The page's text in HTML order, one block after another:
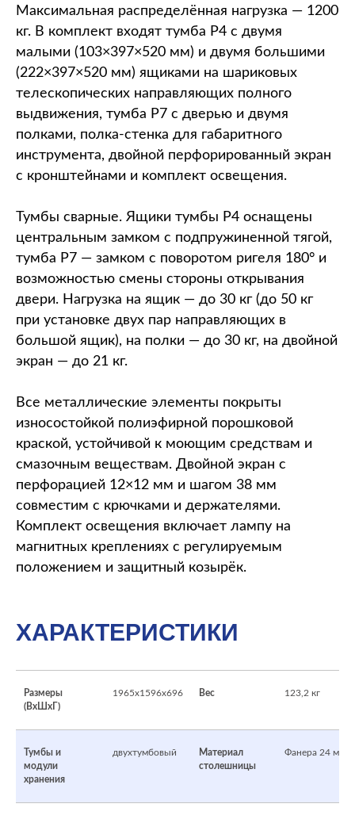
Максимальная распределённая нагрузка — 1200
кг. В комплект входят тумба P4 с двумя
малыми (103×397×520 мм) и двумя большими
(222×397×520 мм) ящиками на шариковых
телескопических направляющих полного
выдвижения, тумба P7 с дверью и двумя
полками, полка-стенка для габаритного
инструмента, двойной перфорированный экран
с кронштейнами и комплект освещения.
Тумбы сварные. Ящики тумбы P4 оснащены
центральным замком с подпружиненной тягой,
тумба P7 — замком с поворотом ригеля 180° и
возможностью смены стороны открывания
двери. Нагрузка на ящик — до 30 кг (до 50 кг
при установке двух пар направляющих в
большой ящик), на полки — до 30 кг, на двойной
экран — до 21 кг.
Все металлические элементы покрыты
износостойкой полиэфирной порошковой
краской, устойчивой к моющим средствам и
смазочным веществам. Двойной экран с
перфорацией 12×12 мм и шагом 38 мм
совместим с крючками и держателями.
Комплект освещения включает лампу на
магнитных креплениях с регулируемым
положением и защитный козырёк.
ХАРАКТЕРИСТИКИ
Размеры
(ВхШхГ)
1965x1596x696 Вес 123,2 кг
Тумбы и
модули
хранения
двухтумбовый
Материал
столешницы
Фанера 24 мм